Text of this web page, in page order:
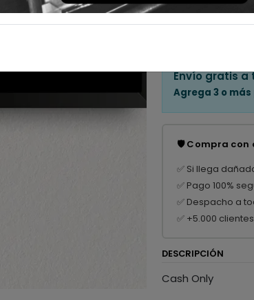
personas
Envío gratis a
Agrega 3 o
🛡️ Compra con
✅ Si llega
✅ Pago 100%
✅ Despacho a
✅ +5.000
DESCRIPCIÓN
Cash Only